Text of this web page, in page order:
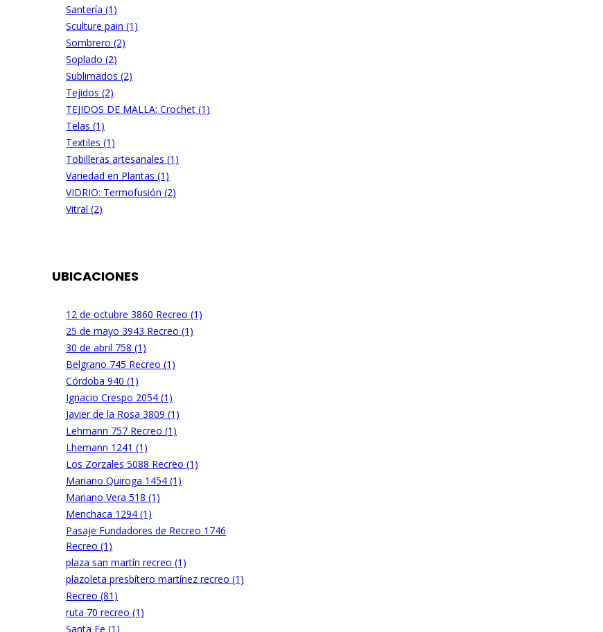
Santería (1)
Sculture pain (1)
Sombrero (2)
Soplado (2)
Sublimados (2)
Tejidos (2)
TEJIDOS DE MALLA: Crochet (1)
Telas (1)
Textiles (1)
Tobilleras artesanales (1)
Variedad en Plantas (1)
VIDRIO: Termofusión (2)
Vitral (2)
UBICACIONES
12 de octubre 3860 Recreo (1)
25 de mayo 3943 Recreo (1)
30 de abril 758 (1)
Belgrano 745 Recreo (1)
Córdoba 940 (1)
Ignacio Crespo 2054 (1)
Javier de la Rosa 3809 (1)
Lehmann 757 Recreo (1)
Lhemann 1241 (1)
Los Zorzales 5088 Recreo (1)
Mariano Quiroga 1454 (1)
Mariano Vera 518 (1)
Menchaca 1294 (1)
Pasaje Fundadores de Recreo 1746
Recreo (1)
plaza san martín recreo (1)
plazoleta presbítero martínez recreo (1)
Recreo (81)
ruta 70 recreo (1)
Santa Fe (1)